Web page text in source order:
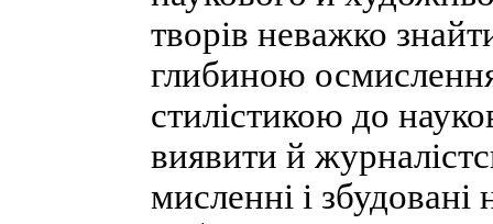
творів неважко
глибиною
стилістикою до
виявити й
мисленні і